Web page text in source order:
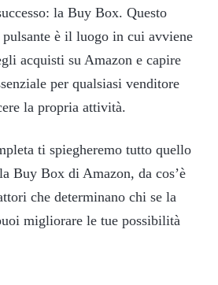
la Buy Box. Questo
è il luogo in cui avviene
acquisti su Amazon e capire
per qualsiasi venditore
la propria attività.
ti spiegheremo tutto quello
Buy Box di Amazon, da cos’è
che determinano chi se la
migliorare le tue possibilità